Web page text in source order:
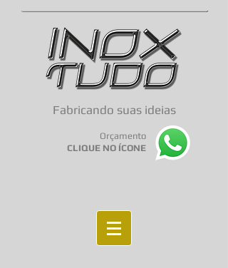
Fabricando suas ideias
Orçamento
CLIQUE NO ÍCONE